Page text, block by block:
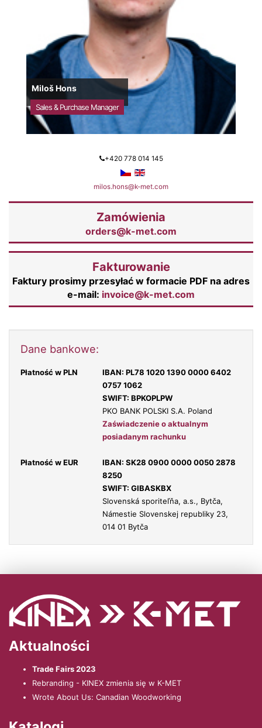
Miloš Hons
Sales & Purchase Manager
+420 778 014 145
milos.hons@k-met.com
Zamówienia
orders@k-met.com
Fakturowanie
Faktury prosimy przesyłać w formacie PDF na adres
e-mail: invoice@k-met.com
Dane bankowe:
Płatność w PLN
IBAN: PL78 1020 1390 0000 6402
0757 1062
SWIFT: BPKOPLPW
PKO BANK POLSKI S.A. Poland
Zaświadczenie o aktualnym
posiadanym rachunku
Płatność w EUR
IBAN: SK28 0900 0000 0050 2878
8250
SWIFT: GIBASKBX
Slovenská sporiteľňa, a.s., Bytča,
Námestie Slovenskej republiky 23,
014 01 Bytča
Aktualności
Trade Fairs 2023
Rebranding - KINEX zmienia się w K-MET
Wrote About Us: Canadian Woodworking